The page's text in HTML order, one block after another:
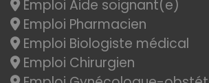
Emploi Aide soignant(e)
Emploi Pharmacien
Emploi Biologiste médical
Emploi Chirurgien